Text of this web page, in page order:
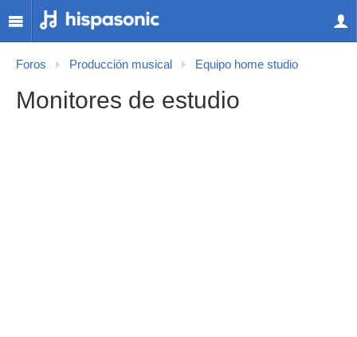
Foros Producción musical Equipo home studio
Monitores de estudio